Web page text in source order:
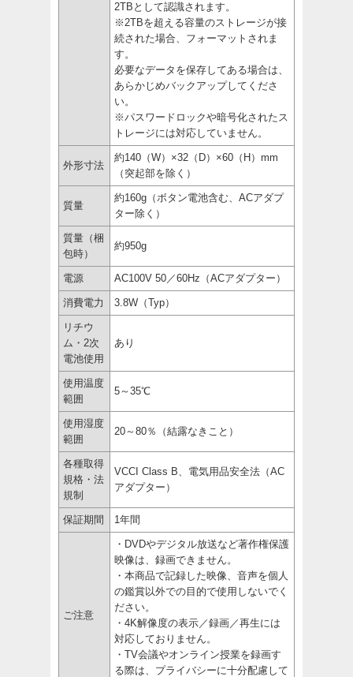
2TBとして認識されます。
※2TBを超える容量のストレージが接
続された場合、フォーマットされま
す。
必要なデータを保存してある場合は、
あらかじめバックアップしてくださ
い。
※パスワードロックや暗号化されたス
トレージには対応していません。
外形寸法
約140（W）×32（D）×60（H）mm
（突起部を除く）
質量
約160g（ボタン電池含む、ACアダプ
ター除く）
質量（梱
包時）
約950g
電源 AC100V 50／60Hz（ACアダプター）
消費電力 3.8W（Typ）
リチウ
ム・2次
電池使用
あり
使用温度
範囲
5～35℃
使用湿度
範囲
20～80％（結露なきこと）
各種取得
規格・法
規制
VCCI Class B、電気用品安全法（AC
アダプター）
保証期間 1年間
ご注意
・DVDやデジタル放送など著作権保護
映像は、録画できません。
・本商品で記録した映像、音声を個人
の鑑賞以外での目的で使用しないでく
ださい。
・4K解像度の表示／録画／再生には
対応しておりません。
・TV会議やオンライン授業を録画す
る際は、プライバシーに十分配慮して